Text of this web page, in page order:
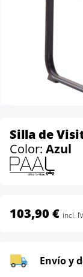
Silla de
Color: Azul
103,90 € incl.
Envío y